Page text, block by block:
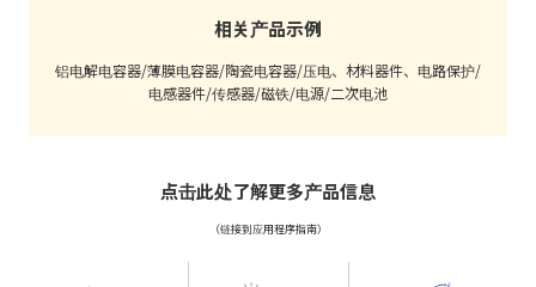
相关产品示例
铝电解电容器/薄膜电容器/陶瓷电容器/压电、材料器件、电路保护/
电感器件/传感器/磁铁/电源/二次电池
点击此处了解更多产品信息
（链接到应用程序指南）